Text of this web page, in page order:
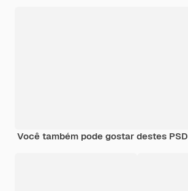
Você também pode gostar destes PSD